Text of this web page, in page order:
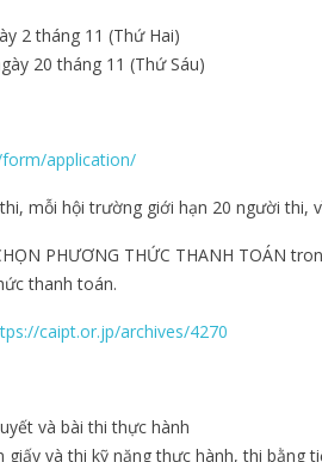
2 tháng 11 (Thứ Hai)
20 tháng 11 (Thứ Sáu)
application/
mỗi hội trường giới hạn 20 người thi,
PHƯƠNG THỨC THANH TOÁN
thanh toán.
caipt.or.jp/archives/4270
và bài thi thực hành
giấy và thi kỹ năng thực hành, thi bằng